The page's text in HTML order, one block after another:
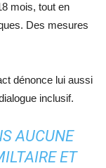
mois, tout en
Des mesures
dénonce lui aussi
inclusif.
AUCUNE
ET